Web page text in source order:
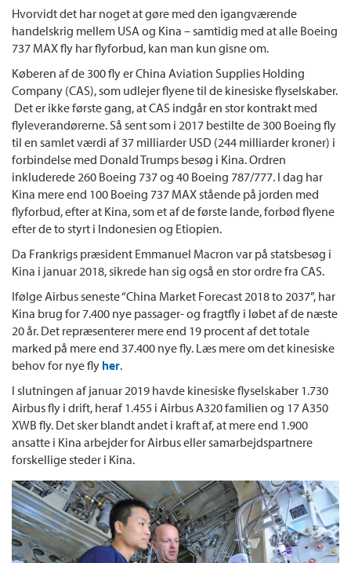
Hvorvidt det har noget at gøre med den igangværende
handelskrig mellem USA og Kina – samtidig med at alle Boeing
737 MAX fly har flyforbud, kan man kun gisne om.
Køberen af de 300 fly er China Aviation Supplies Holding
Company (CAS), som udlejer flyene til de kinesiske flyselskaber.
Det er ikke første gang, at CAS indgår en stor kontrakt med
flyleverandørerne. Så sent som i 2017 bestilte de 300 Boeing fly
til en samlet værdi af 37 milliarder USD (244 milliarder kroner) i
forbindelse med Donald Trumps besøg i Kina. Ordren
inkluderede 260 Boeing 737 og 40 Boeing 787/777. I dag har
Kina mere end 100 Boeing 737 MAX stående på jorden med
flyforbud, efter at Kina, som et af de første lande, forbød flyene
efter de to styrt i Indonesien og Etiopien.
Da Frankrigs præsident Emmanuel Macron var på statsbesøg i
Kina i januar 2018, sikrede han sig også en stor ordre fra CAS.
Ifølge Airbus seneste “China Market Forecast 2018 to 2037”, har
Kina brug for 7.400 nye passager- og fragtfly i løbet af de næste
20 år. Det repræsenterer mere end 19 procent af det totale
marked på mere end 37.400 nye fly. Læs mere om det kinesiske
behov for nye fly her.
I slutningen af januar 2019 havde kinesiske flyselskaber 1.730
Airbus fly i drift, heraf 1.455 i Airbus A320 familien og 17 A350
XWB fly. Det sker blandt andet i kraft af, at mere end 1.900
ansatte i Kina arbejder for Airbus eller samarbejdspartnere
forskellige steder i Kina.